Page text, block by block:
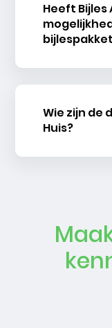
Heeft Bijles
Wie zijn de
Huis?